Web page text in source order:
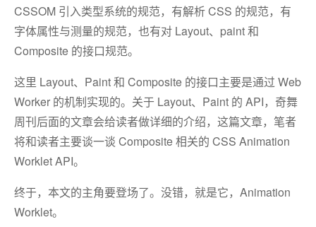
CSSOM 引入类型系统的规范，有解析 CSS 的规范，有
字体属性与测量的规范，也有对 Layout、paint 和
Composite 的接口规范。
这里 Layout、Paint 和 Composite 的接口主要是通过 Web
Worker 的机制实现的。关于 Layout、Paint 的 API，奇舞
周刊后面的文章会给读者做详细的介绍，这篇文章，笔者
将和读者主要谈一谈 Composite 相关的 CSS Animation
Worklet API。
终于，本文的主角要登场了。没错，就是它，Animation
Worklet。